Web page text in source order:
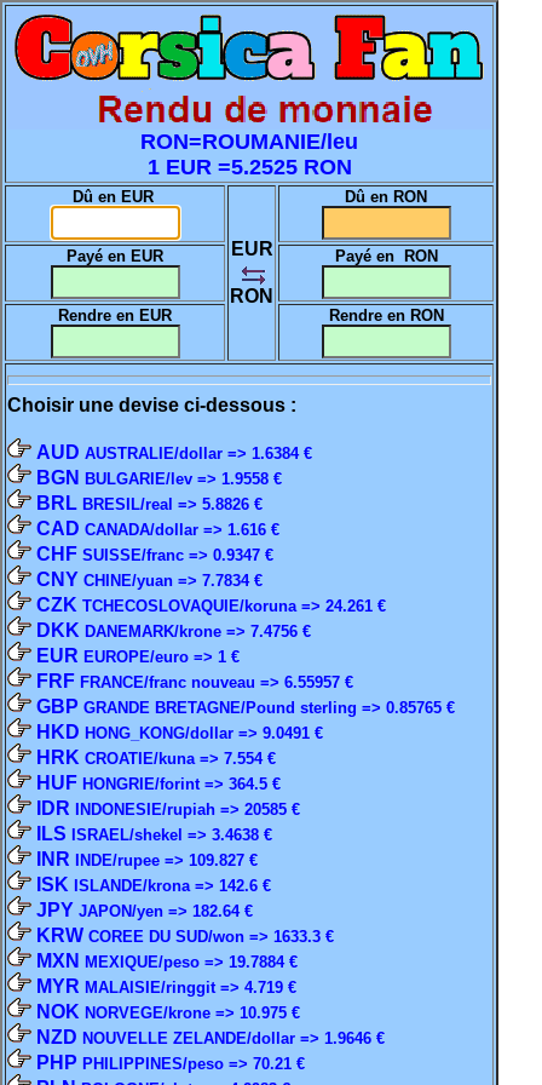
RON=ROUMANIE/leu
1 EUR =5.2525 RON
Dû en EUR
EUR
RON
Dû en RON
Payé en EUR Payé en RON
Rendre en EUR Rendre en RON
Choisir une devise ci-dessous :
AUD AUSTRALIE/dollar => 1.6384 €
BGN BULGARIE/lev => 1.9558 €
BRL BRESIL/real => 5.8826 €
CAD CANADA/dollar => 1.616 €
CHF SUISSE/franc => 0.9347 €
CNY CHINE/yuan => 7.7834 €
CZK TCHECOSLOVAQUIE/koruna => 24.261 €
DKK DANEMARK/krone => 7.4756 €
EUR EUROPE/euro => 1 €
FRF FRANCE/franc nouveau => 6.55957 €
GBP GRANDE BRETAGNE/Pound sterling => 0.85765 €
HKD HONG_KONG/dollar => 9.0491 €
HRK CROATIE/kuna => 7.554 €
HUF HONGRIE/forint => 364.5 €
IDR INDONESIE/rupiah => 20585 €
ILS ISRAEL/shekel => 3.4638 €
INR INDE/rupee => 109.827 €
ISK ISLANDE/krona => 142.6 €
JPY JAPON/yen => 182.64 €
KRW COREE DU SUD/won => 1633.3 €
MXN MEXIQUE/peso => 19.7884 €
MYR MALAISIE/ringgit => 4.719 €
NOK NORVEGE/krone => 10.975 €
NZD NOUVELLE ZELANDE/dollar => 1.9646 €
PHP PHILIPPINES/peso => 70.21 €